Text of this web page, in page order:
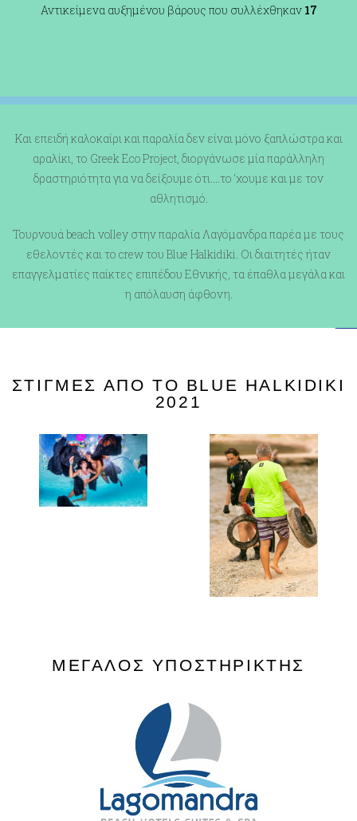
Αντικείμενα αυξημένου βάρους που συλλέχθηκαν 17
Και επειδή καλοκαίρι και παραλία δεν είναι μόνο ξαπλώστρα και
αραλίκι, το Greek Eco Project, διοργάνωσε μία παράλληλη
δραστηριότητα για να δείξουμε ότι….το ‘χουμε και με τον
αθλητισμό.
Τουρνουά beach volley στην παραλία Λαγόμανδρα παρέα με τους
εθελοντές και το crew του Blue Halkidiki. Οι διαιτητές ήταν
επαγγελματίες παίκτες επιπέδου Εθνικής, τα έπαθλα μεγάλα και
η απόλαυση άφθονη.
ΣΤΙΓΜΕΣ ΑΠΟ ΤΟ BLUE HALKIDIKI
2021
ΜΕΓΑΛΟΣ ΥΠΟΣΤΗΡΙΚΤΗΣ